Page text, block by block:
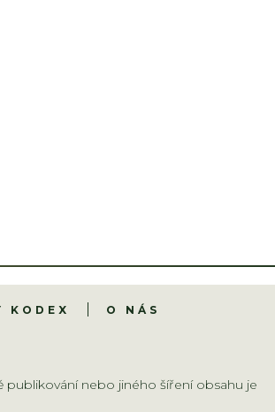
KODEX O NÁS
publikování nebo jiného šíření obsahu je